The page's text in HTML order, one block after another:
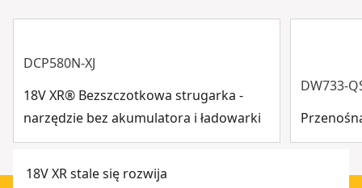
aplicaciones de inmersión profunda", "PALANCA DE
y fácil durante el uso", "DISEÑO COMPACTO Y LIGERO :
La mejor ergonomía de su clase", "EXTRACCIÓN DE
POLVO INTEGRADA : Limpia el polvo mientras
ajustar rápidamente la profundidad sin perder la
Wyświetl więcej
DCP580N-XJ
18V XR® Bezszczotkowa strugarka -
narzędzie bez akumulatora i ładowarki
DW733-
18V XR stale się rozwija